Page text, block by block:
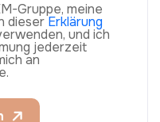
Gruppe, meine
dieser Erklärung
und ich
jederzeit
an